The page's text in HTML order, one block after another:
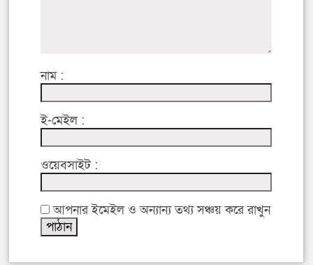
নাম :
ই-মেইল :
ওয়েবসাইট :
আপনার ইমেইল ও অন্যান্য তথ্য সঞ্চয় করে রাখুন